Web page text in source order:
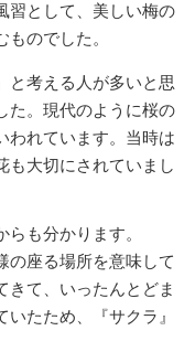
習として、美しい梅の
のでした。
と考える人が多いと思
た。現代のように桜の
われています。当時は
も大切にされていまし
も分かります。
の座る場所を意味して
きて、いったんとどま
たため、『サクラ』